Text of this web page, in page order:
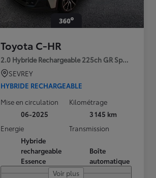
Toyota C-HR
2.0 Hybride Rechargeable 225ch GR Sport
SEVREY
HYBRIDE RECHARGEABLE
Mise en circulation
06-2025
Kilométrage
3 145 km
Energie
Hybride
rechargeable
Essence
Transmission
Boîte
automatique
Voir plus